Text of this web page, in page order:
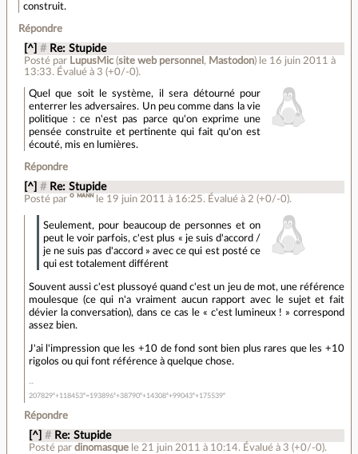
construit.
Répondre
[^] # Re: Stupide
Posté par LupusMic(site web personnel , Mastodon) le 16 juin 2011 à
13:33. Évalué à 3 (+0/-0).
Quel que soit le système, il sera détourné pour
enterrer les adversaires. Un peu comme dans la vie
politique : ce n'est pas parce qu'on exprime une
pensée construite et pertinente qui fait qu'on est
écouté, mis en lumières.
Répondre
[^] # Re: Stupide
Posté par ᴼ ᴹᴬᴺᴺ le 19 juin 2011 à 16:25. Évalué à 2 (+0/-0).
Seulement, pour beaucoup de personnes et on
peut le voir parfois, c'est plus « je suis d'accord /
je ne suis pas d'accord » avec ce qui est posté ce
qui est totalement différent
Souvent aussi c'est plussoyé quand c'est un jeu de mot, une référence
moulesque (ce qui n'a vraiment aucun rapport avec le sujet et fait
dévier la conversation), dans ce cas le « c'est lumineux ! » correspond
assez bien.
J'ai l'impression que les +10 de fond sont bien plus rares que les +10
rigolos ou qui font référence à quelque chose.
207829⁶+118453⁶=193896⁶+38790⁶+14308⁶+99043⁶+175539⁶
Répondre
[^] # Re: Stupide
Posté pardinomasque le 21 juin 2011 à 10:14. Évalué à 3 (+0/-0).